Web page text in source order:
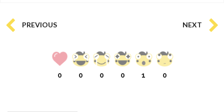
PREVIOUS NEXT
0 0 0 0 1 0